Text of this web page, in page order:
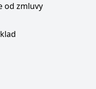
od zmluvy